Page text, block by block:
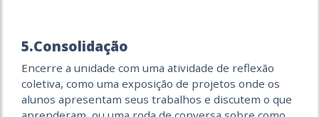
5.Consolidação
Encerre a unidade com uma atividade de reflexão
coletiva, como uma exposição de projetos onde os
alunos apresentam seus trabalhos e discutem o que